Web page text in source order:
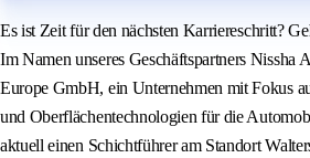
Es ist Zeit für den nächsten Karriereschritt?
Im Namen unseres Geschäftspartners Nissha
Europe GmbH, ein Unternehmen mit Fokus
und Oberflächentechnologien für die
aktuell einen Schichtführer am Standort